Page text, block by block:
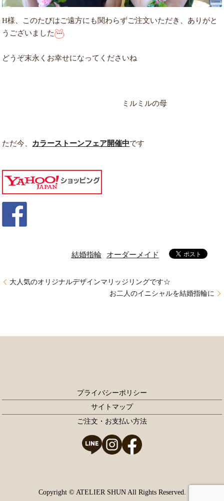
H様、このたびはご遠方にも関わらずご注文いただき、ありがと
うございました
どうぞ末永くお幸せになってくださいね
ミルミルの母
ただ今、 カラーストーンフェア開催中です
結婚指輪 オーダーメイド
大人気のオリジナルデザインマリッジリングです☆
お二人のイニシャルを結婚指輪に
プライバシーポリシー
サイトマップ
ご注文・お支払い方法
Copyright © ATELIER SHUN All Rights Reserved.